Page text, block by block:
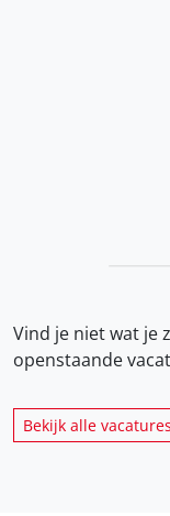
Vind je niet wat je
openstaande
Bekijk alle vacatures